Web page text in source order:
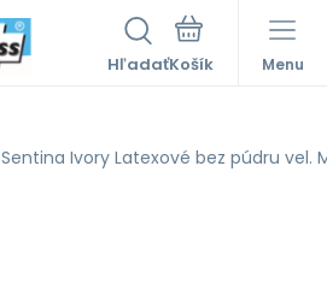
Hľadať Menu
Sentina Ivory Latexové bez púdru vel.